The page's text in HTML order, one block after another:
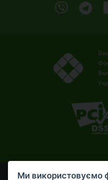
Ми використовуємо